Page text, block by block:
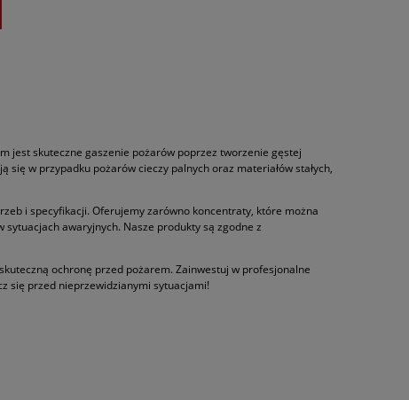
jest skuteczne gaszenie pożarów poprzez tworzenie gęstej
w przypadku pożarów cieczy palnych oraz materiałów stałych,
i specyfikacji. Oferujemy zarówno koncentraty, które można
awaryjnych. Nasze produkty są zgodne z
ochronę przed pożarem. Zainwestuj w profesjonalne
się przed nieprzewidzianymi sytuacjami!